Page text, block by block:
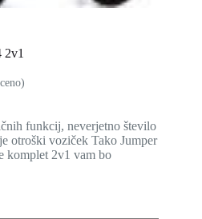
2v1
funkcij, neverjetno število
otroški voziček Tako Jumper
komplet 2v1 vam bo